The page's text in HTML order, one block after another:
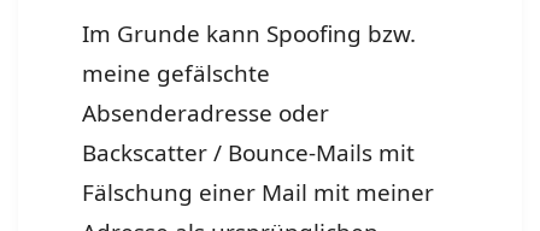
Im Grunde kann Spoofing bzw.
meine gefälschte
Absenderadresse oder
Backscatter / Bounce-Mails mit
Fälschung einer Mail mit meiner